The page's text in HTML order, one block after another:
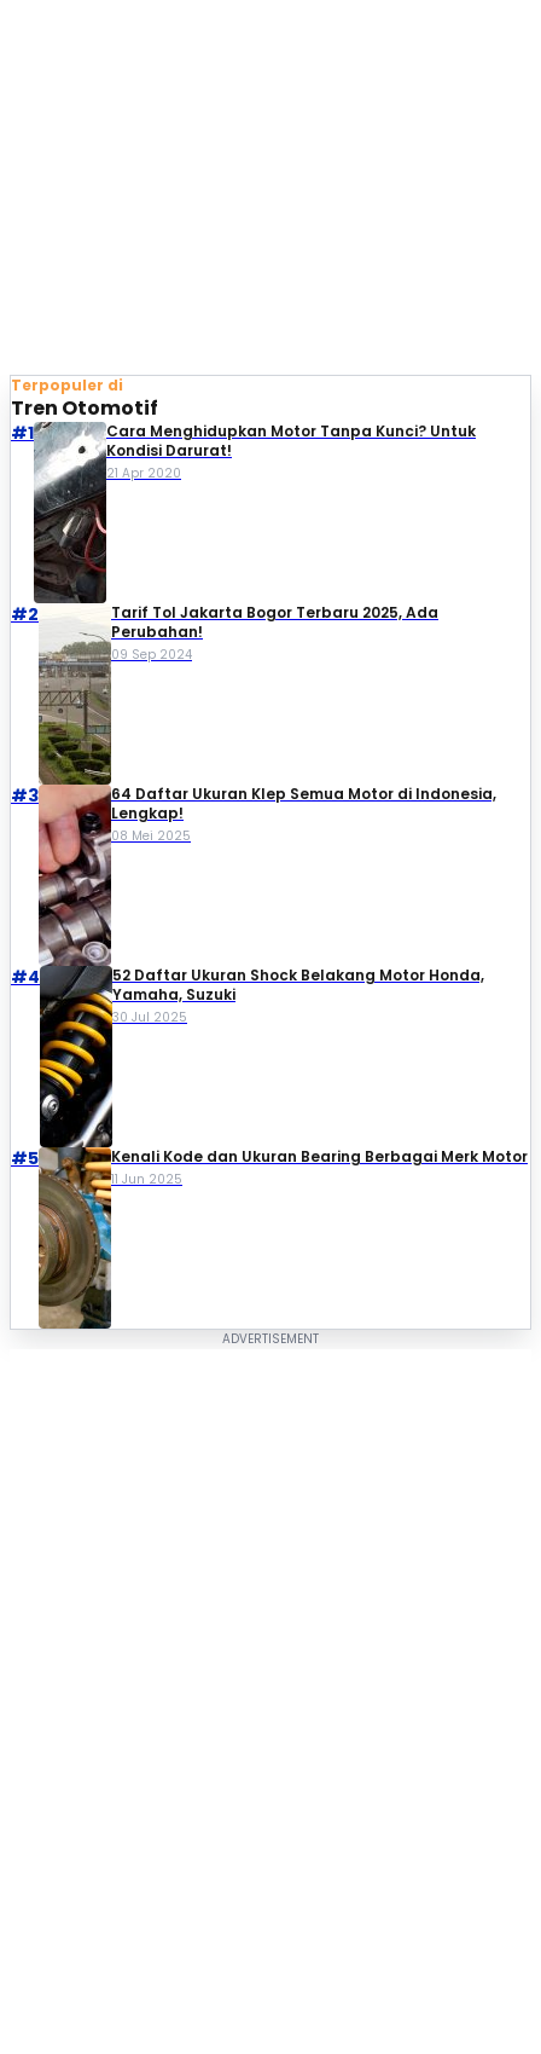
Terpopuler di
Tren Otomotif
#1
Cara Menghidupkan Motor Tanpa Kunci? Untuk
Kondisi Darurat!
21 Apr 2020
#2
Tarif Tol Jakarta Bogor Terbaru 2025, Ada
Perubahan!
09 Sep 2024
#3
64 Daftar Ukuran Klep Semua Motor di Indonesia,
Lengkap!
08 Mei 2025
#4
52 Daftar Ukuran Shock Belakang Motor Honda,
Yamaha, Suzuki​
30 Jul 2025
#5 Kenali Kode dan Ukuran Bearing Berbagai Merk Motor
11 Jun 2025